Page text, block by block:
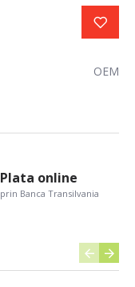
OEM
Plata online
prin Banca Transilvania